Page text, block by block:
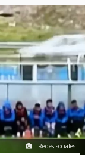
Redes sociales